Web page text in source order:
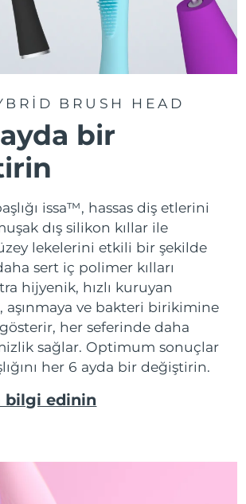
BRUSH HEAD
bir
issa™, hassas diş etlerini
dış silikon kıllar ile
lekelerini etkili bir şekilde
sert iç polimer kılları
hijyenik, hızlı kuruyan
aşınmaya ve bakteri birikimine
her seferinde daha
sağlar. Optimum sonuçlar
her 6 ayda bir değiştirin.
bilgi edinin